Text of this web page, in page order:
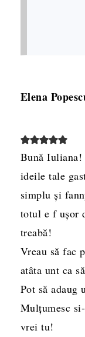
Elena
Bună Iuliana!
ideile tale
simplu și
totul e f ușor
treabă!
Vreau să fac
atâta unt ca
Pot să adaug
Mulțumesc
vrei tu!